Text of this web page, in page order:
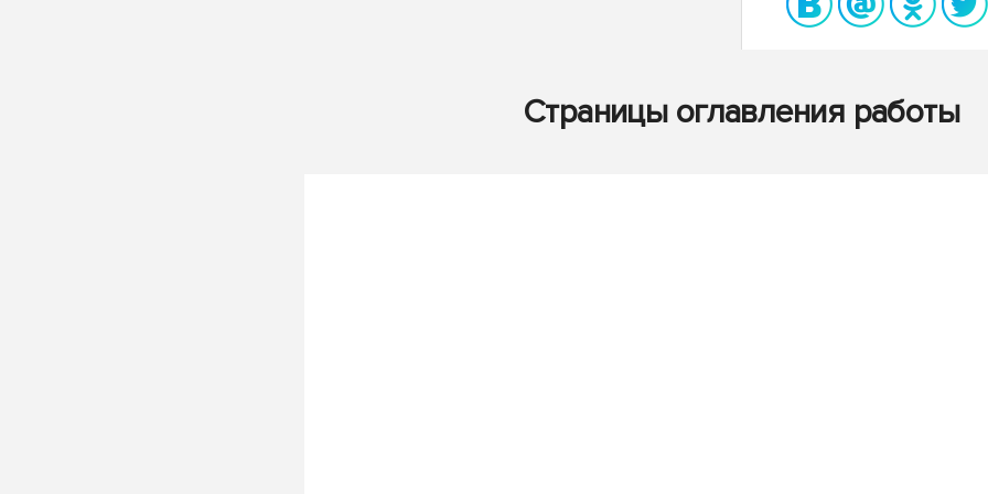
Страницы оглавления работы